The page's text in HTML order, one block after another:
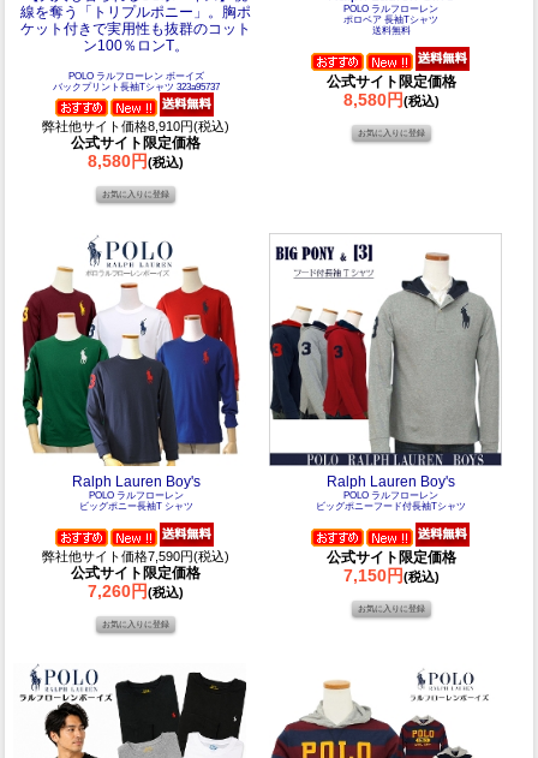
線を奪う「トリプルポニー」。胸ポ
ケット付きで実用性も抜群のコット
ン100％ロンT。
POLO ラルフローレン ボーイズ
バックプリント長袖Tシャツ 323a95737
弊社他サイト価格8,910円(税込)
公式サイト限定価格
8,580円(税込)
POLO ラルフローレン
ポロベア 長袖Tシャツ
送料無料
公式サイト限定価格
8,580円(税込)
Ralph Lauren Boy's
POLO ラルフローレン
ビッグポニー長袖T シャツ
弊社他サイト価格7,590円(税込)
公式サイト限定価格
7,260円(税込)
Ralph Lauren Boy's
POLO ラルフローレン
ビッグポニーフード付長袖Tシャツ
公式サイト限定価格
7,150円(税込)